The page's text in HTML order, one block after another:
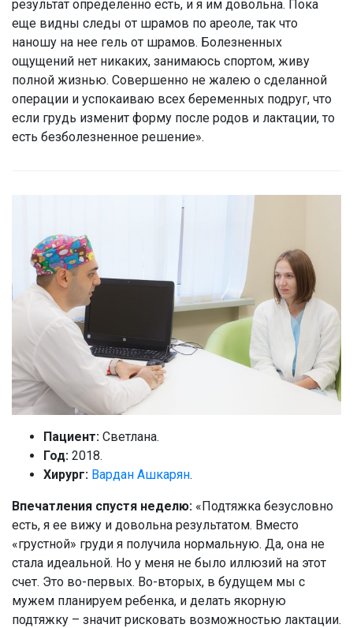
результат определенно есть, и я им довольна. Пока
еще видны следы от шрамов по ареоле, так что
наношу на нее гель от шрамов. Болезненных
ощущений нет никаких, занимаюсь спортом, живу
полной жизнью. Совершенно не жалею о сделанной
операции и успокаиваю всех беременных подруг, что
если грудь изменит форму после родов и лактации, то
есть безболезненное решение».
Пациент: Светлана.
Год: 2018.
Хирург: Вардан Ашкарян.
Впечатления спустя неделю: «Подтяжка безусловно
есть, я ее вижу и довольна результатом. Вместо
«грустной» груди я получила нормальную. Да, она не
стала идеальной. Но у меня не было иллюзий на этот
счет. Это во-первых. Во-вторых, в будущем мы с
мужем планируем ребенка, и делать якорную
подтяжку – значит рисковать возможностью лактации.